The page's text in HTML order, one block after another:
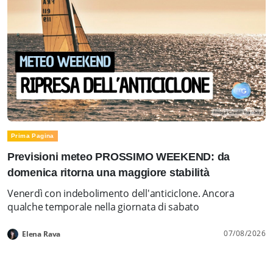
Prima Pagina
Previsioni meteo PROSSIMO WEEKEND: da
domenica ritorna una maggiore stabilità
Venerdì con indebolimento dell'anticiclone. Ancora
qualche temporale nella giornata di sabato
Elena Rava 07/08/2026